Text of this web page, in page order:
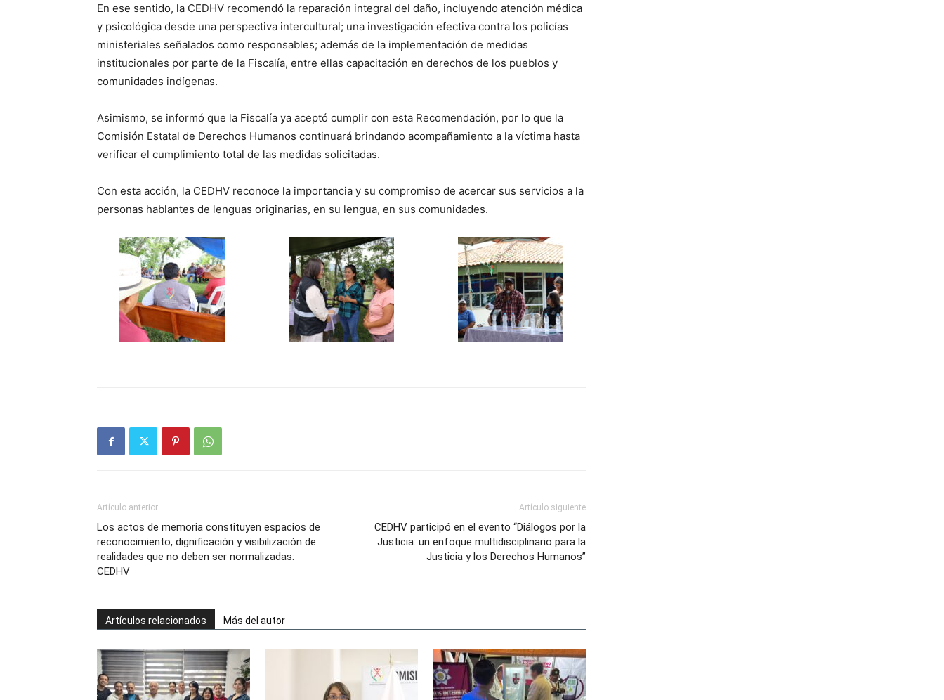
En ese sentido, la CEDHV recomendó la reparación integral del daño, incluyendo atención médica
y psicológica desde una perspectiva intercultural; una investigación efectiva contra los policías
ministeriales señalados como responsables; además de la implementación de medidas
institucionales por parte de la Fiscalía, entre ellas capacitación en derechos de los pueblos y
comunidades indígenas.
Asimismo, se informó que la Fiscalía ya aceptó cumplir con esta Recomendación, por lo que la
Comisión Estatal de Derechos Humanos continuará brindando acompañamiento a la víctima hasta
verificar el cumplimiento total de las medidas solicitadas.
Con esta acción, la CEDHV reconoce la importancia y su compromiso de acercar sus servicios a la
personas hablantes de lenguas originarias, en su lengua, en sus comunidades.
Artículo anterior
Los actos de memoria constituyen espacios de
reconocimiento, dignificación y visibilización de
realidades que no deben ser normalizadas:
CEDHV
Artículo siguiente
CEDHV participó en el evento “Diálogos por la
Justicia: un enfoque multidisciplinario para la
Justicia y los Derechos Humanos”
Artículos relacionados Más del autor